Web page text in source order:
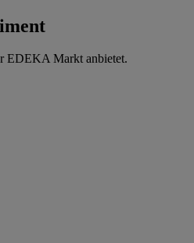
EDEKA Markt anbietet.